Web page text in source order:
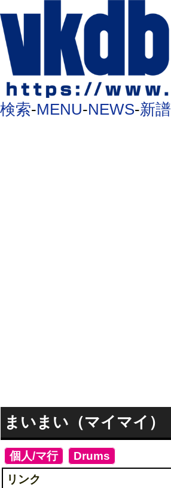
検索-MENU-NEWS-新譜
まいまい（マイマイ）
個人/マ行] Drums
リンク